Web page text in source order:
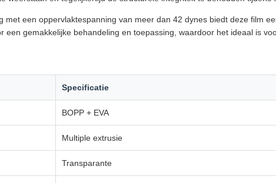
met een oppervlaktespanning van meer dan 42 dynes biedt deze film
een gemakkelijke behandeling en toepassing, waardoor het ideaal is
Specificatie
BOPP + EVA
Multiple extrusie
Transparante